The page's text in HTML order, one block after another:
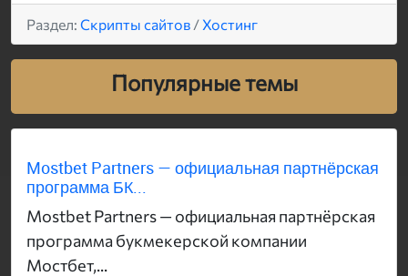
Раздел: Скрипты сайтов /Хостинг
Популярные темы
Mostbet Partners — официальная партнёрская
программа БК...
Mostbet Partners — официальная партнёрская
программа букмекерской компании
Мостбет,...